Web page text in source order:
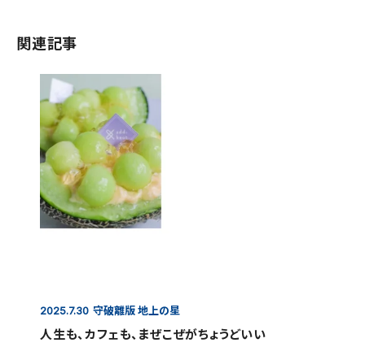
関連記事
2025.7.30 守破離版 地上の星
人生も、カフェも、まぜこぜがちょうどいい